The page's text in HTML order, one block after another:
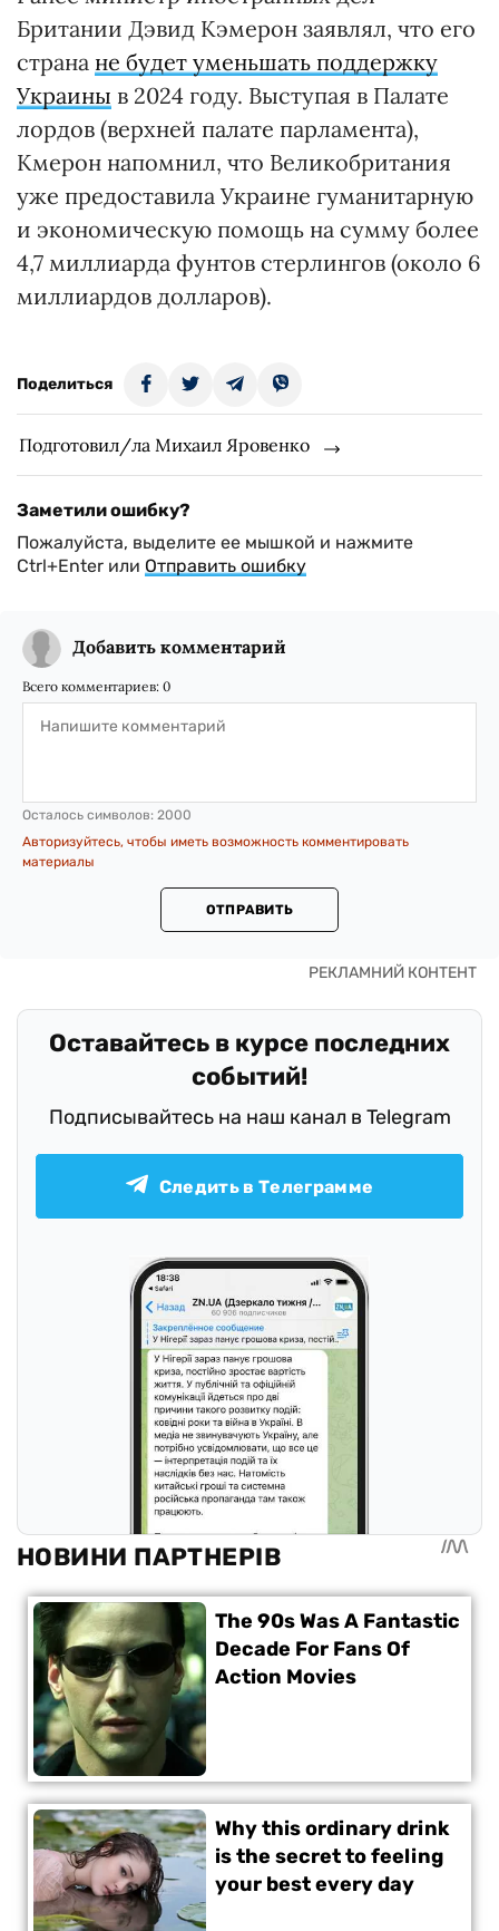
Британии Дэвид Кэмерон заявлял, что его
страна не будет уменьшать поддержку
Украины в 2024 году. Выступая в Палате
лордов (верхней палате парламента),
Кмерон напомнил, что Великобритания
уже предоставила Украине гуманитарную
и экономическую помощь на сумму более
4,7 миллиарда фунтов стерлингов (около 6
миллиардов долларов).
Поделиться
Подготовил/ла Михаил Яровенко
Заметили ошибку?
Пожалуйста, выделите ее мышкой и нажмите
Ctrl+Enter или Отправить ошибку
Добавить комментарий
Всего комментариев: 0
Осталось символов: 2000
Авторизуйтесь, чтобы иметь возможность комментировать
материалы
ОТПРАВИТЬ
Оставайтесь в курсе последних
событий!
Подписывайтесь на наш канал в Telegram
Следить в Телеграмме